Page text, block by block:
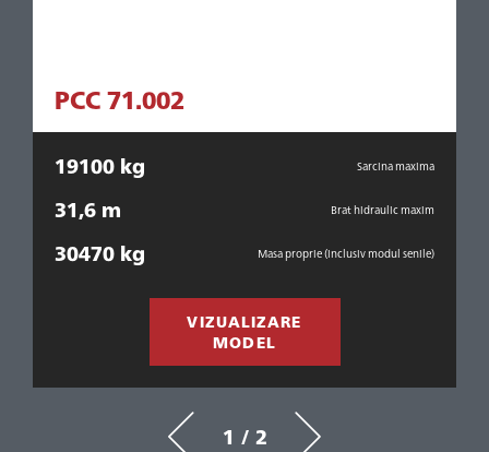
PCC 71.002
19100 kg Sarcina maxima
31,6 m Brat hidraulic maxim
30470 kg Masa proprie (inclusiv modul senile)
VIZUALIZARE
MODEL
1 / 2